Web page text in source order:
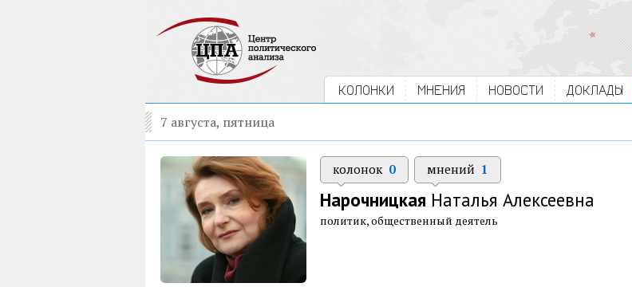
КОЛОНКИ МНЕНИЯ НОВОСТИ ДОКЛАДЫ
7 августа, пятница
колонок 0 мнений 1
Нарочницкая Наталья Алексеевна
политик, общественный деятель